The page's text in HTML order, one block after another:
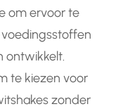
om ervoor te
ontwikkelt.
te kiezen voor
zonder